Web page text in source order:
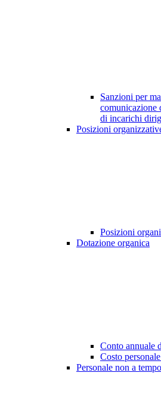
Sanzioni per
comunicazione
di incarichi
Posizioni
Posizioni
Dotazione organica
Conto annuale
Costo
Personale non a